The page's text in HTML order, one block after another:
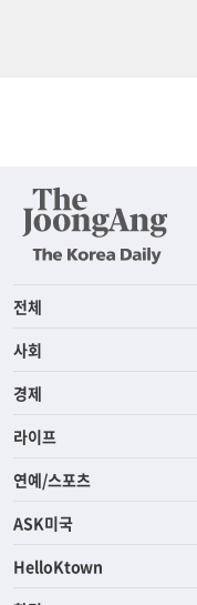
전체
사회
경제
라이프
연예/스포츠
ASK미국